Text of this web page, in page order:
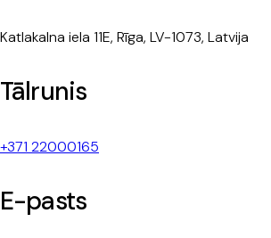
Katlakalna iela 11E, Rīga, LV-1073, Latvija
Tālrunis
+371 22000165
E-pasts